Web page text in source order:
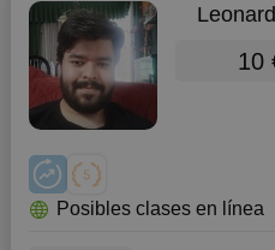
10
Posibles clases en línea